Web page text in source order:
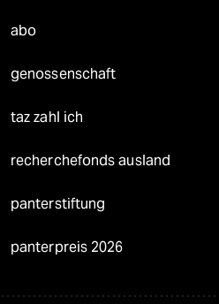
abo
genossenschaft
taz zahl ich
recherchefonds ausland
panterstiftung
panterpreis 2026